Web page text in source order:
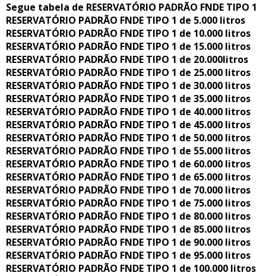
Segue tabela de RESERVATÓRIO PADRÃO FNDE TIPO 1
RESERVATÓRIO PADRÃO FNDE TIPO 1 de 5.000 litros
RESERVATÓRIO PADRÃO FNDE TIPO 1 de 10.000 litros
RESERVATÓRIO PADRÃO FNDE TIPO 1 de 15.000 litros
RESERVATÓRIO PADRÃO FNDE TIPO 1 de 20.000litros
RESERVATÓRIO PADRÃO FNDE TIPO 1 de 25.000 litros
RESERVATÓRIO PADRÃO FNDE TIPO 1 de 30.000 litros
RESERVATÓRIO PADRÃO FNDE TIPO 1 de 35.000 litros
RESERVATÓRIO PADRÃO FNDE TIPO 1 de 40.000 litros
RESERVATÓRIO PADRÃO FNDE TIPO 1 de 45.000 litros
RESERVATÓRIO PADRÃO FNDE TIPO 1 de 50.000 litros
RESERVATÓRIO PADRÃO FNDE TIPO 1 de 55.000 litros
RESERVATÓRIO PADRÃO FNDE TIPO 1 de 60.000 litros
RESERVATÓRIO PADRÃO FNDE TIPO 1 de 65.000 litros
RESERVATÓRIO PADRÃO FNDE TIPO 1 de 70.000 litros
RESERVATÓRIO PADRÃO FNDE TIPO 1 de 75.000 litros
RESERVATÓRIO PADRÃO FNDE TIPO 1 de 80.000 litros
RESERVATÓRIO PADRÃO FNDE TIPO 1 de 85.000 litros
RESERVATÓRIO PADRÃO FNDE TIPO 1 de 90.000 litros
RESERVATÓRIO PADRÃO FNDE TIPO 1 de 95.000 litros
RESERVATÓRIO PADRÃO FNDE TIPO 1 de 100.000 litros